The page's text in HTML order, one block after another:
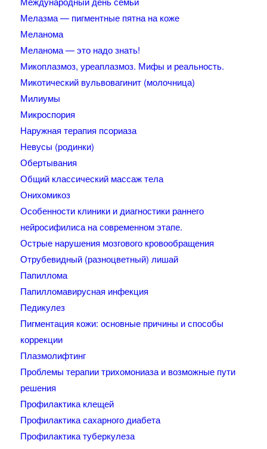
Мелазма — пигментные пятна на коже
Меланома
Меланома — это надо знать!
Микоплазмоз, уреаплазмоз. Мифы и реальность.
Микотический вульвовагинит (молочница)
Милиумы
Микроспория
Наружная терапия псориаза
Невусы (родинки)
Обертывания
Общий классический массаж тела
Онихомикоз
Особенности клиники и диагностики раннего
нейросифилиса на современном этапе.
Острые нарушения мозгового кровообращения
Отрубевидный (разноцветный) лишай
Папиллома
Папилломавирусная инфекция
Педикулез
Пигментация кожи: основные причины и способы
коррекции
Плазмолифтинг
Проблемы терапии трихомониаза и возможные пути
решения
Профилактика клещей
Профилактика сахарного диабета
Профилактика туберкулеза